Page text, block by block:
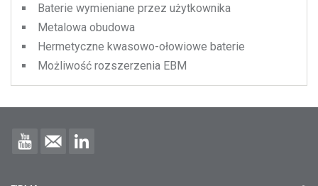
Baterie wymieniane przez użytkownika
Metalowa obudowa
Hermetyczne kwasowo-ołowiowe baterie
Możliwość rozszerzenia EBM